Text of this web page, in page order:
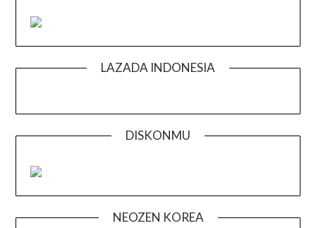
LAZADA INDONESIA
DISKONMU
NEOZEN KOREA